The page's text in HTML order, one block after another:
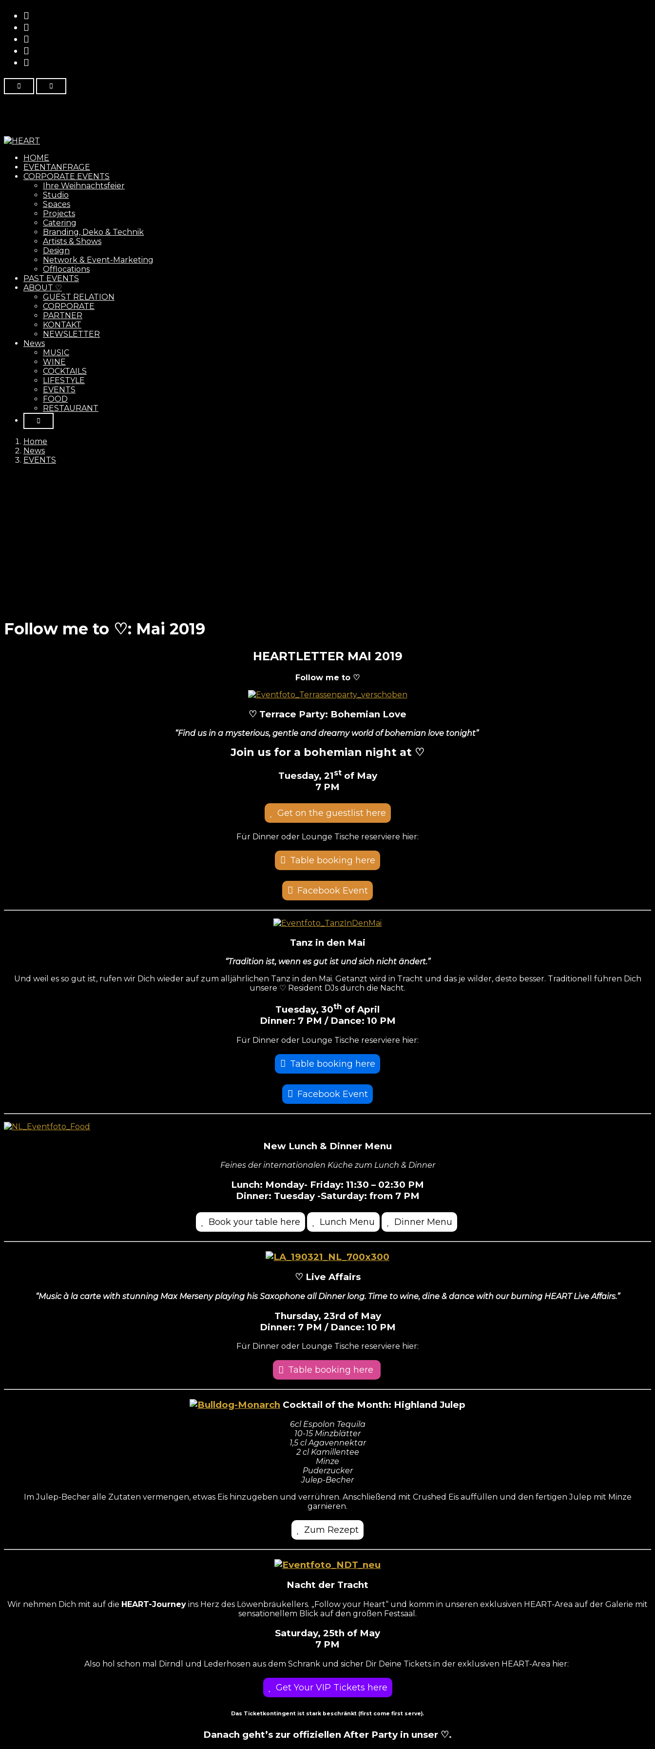
Menu
HOME
EVENTANFRAGE
CORPORATE EVENTS
Ihre Weihnachtsfeier
Studio
Spaces
Projects
Catering
Branding, Deko & Technik
Artists & Shows
Design
Network & Event-Marketing
Offlocations
PAST EVENTS
ABOUT ♡
GUEST RELATION
CORPORATE
PARTNER
KONTAKT
NEWSLETTER
News
MUSIC
WINE
COCKTAILS
LIFESTYLE
EVENTS
FOOD
RESTAURANT
Home
News
EVENTS
Follow me to ♡: Mai 2019
HEARTLETTER MAI 2019
Follow me to ♡
♡ Terrace Party: Bohemian Love
“Find us in a mysterious, gentle and dreamy world of bohemian love tonight”
Join us for a bohemian night at ♡
Tuesday, 21stof May
7 PM
Get on the guestlist here
Für Dinner oder Lounge Tische reserviere hier:
Table booking here
Facebook Event
Tanz in den Mai
“Tradition ist, wenn es gut ist und sich nicht ändert.”
Und weil es so gut ist, rufen wir Dich wieder auf zum alljährlichen Tanz in den Mai. Getanzt wird in Tracht und das je wilder, desto besser. Traditionell führen Dich
unsere ♡ Resident DJs durch die Nacht.
Tuesday, 30th of April
Dinner: 7 PM / Dance: 10 PM
Für Dinner oder Lounge Tische reserviere hier:
Table booking here
Facebook Event
New Lunch & Dinner Menu
Feines der internationalen Küche zum Lunch & Dinner
Lunch: Monday- Friday: 11:30 – 02:30 PM
Dinner: Tuesday -Saturday: from 7 PM
Book your table here Lunch Menu Dinner Menu
♡ Live Affairs
“Music à la carte with stunning Max Merseny playing his Saxophone all Dinner long. Time to wine, dine & dance with our burning HEART Live Affairs.”
Thursday, 23rd of May
Dinner: 7 PM / Dance: 10 PM
Für Dinner oder Lounge Tische reserviere hier:
Table booking here
Cocktail of the Month: Highland Julep
6cl Espolon Tequila
10-15 Minzblätter
1,5 cl Agavennektar
2 cl Kamillentee
Minze
Puderzucker
Julep-Becher
Im Julep-Becher alle Zutaten vermengen, etwas Eis hinzugeben und verrühren. Anschließend mit Crushed Eis auffüllen und den fertigen Julep mit Minze
garnieren.
Zum Rezept
Nacht der Tracht
Wir nehmen Dich mit auf die HEART-Journey ins Herz des Löwenbräukellers. „Follow your Heart“ und komm in unseren exklusiven HEART-Area auf der Galerie mit
sensationellem Blick auf den großen Festsaal.
Saturday, 25th of May
7 PM
Also hol schon mal Dirndl und Lederhosen aus dem Schrank und sicher Dir Deine Tickets in der exklusiven HEART-Area hier:
Get Your VIP Tickets here
Das Ticketkontingent ist stark beschränkt (first come first serve).
Danach geht’s zur offiziellen After Party in unser ♡.